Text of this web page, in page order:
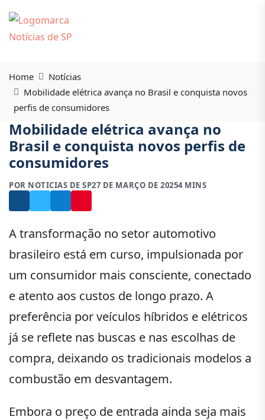
Home
Notícias
Mobilidade elétrica avança no Brasil e conquista novos
perfis de consumidores
Mobilidade elétrica avança no
Brasil e conquista novos perfis de
consumidores
POR NOTICIAS DE SP27 DE MARÇO DE 20254 MINS
A transformação no setor automotivo
brasileiro está em curso, impulsionada por
um consumidor mais consciente, conectado
e atento aos custos de longo prazo. A
preferência por veículos híbridos e elétricos
já se reflete nas buscas e nas escolhas de
compra, deixando os tradicionais modelos a
combustão em desvantagem.
Embora o preço de entrada ainda seja mais